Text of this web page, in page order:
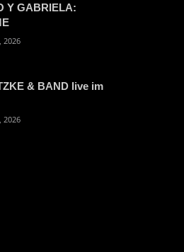
Y GABRIELA:
2026
& BAND live im
2026